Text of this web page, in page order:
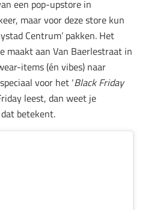
een pop-upstore in
maar voor deze store kun
Centrum’ pakken. Het
maakt aan Van Baerlestraat in
items (én vibes) naar
voor het ‘Black Friday
leest, dan weet je
betekent.